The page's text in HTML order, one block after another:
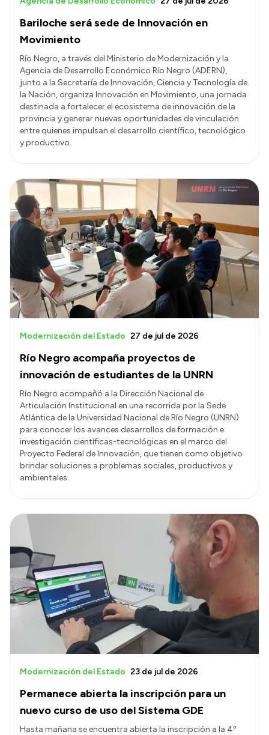
Bariloche será sede de Innovación en
Movimiento
Río Negro, a través del Ministerio de Modernización y la
Agencia de Desarrollo Económico Río Negro (ADERN),
junto a la Secretaría de Innovación, Ciencia y Tecnología de
la Nación, organiza Innovación en Movimiento, una jornada
destinada a fortalecer el ecosistema de innovación de la
provincia y generar nuevas oportunidades de vinculación
entre quienes impulsan el desarrollo científico, tecnológico
y productivo.
Río Negro acompaña proyectos de
innovación de estudiantes de la UNRN
Modernización del Estado 27 de jul de 2026
Río Negro acompañó a la Dirección Nacional de
Articulación Institucional en una recorrida por la Sede
Atlántica de la Universidad Nacional de Río Negro (UNRN)
para conocer los avances desarrollos de formación e
investigación científicas-tecnológicas en el marco del
Proyecto Federal de Innovación, que tienen como objetivo
brindar soluciones a problemas sociales, productivos y
ambientales.
Permanece abierta la inscripción para un
nuevo curso de uso del Sistema GDE
Modernización del Estado 23 de jul de 2026
Hasta mañana se encuentra abierta la inscripción a la 4°